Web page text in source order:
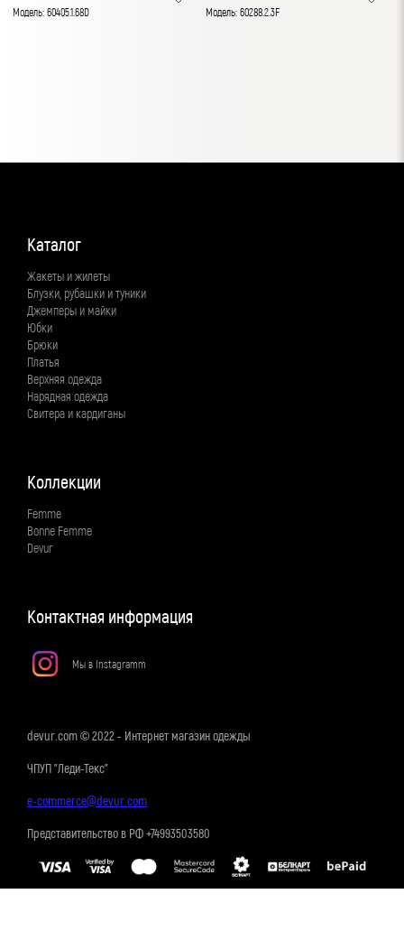
Модель: 60405.1.68D Модель: 60288.2.3F
Каталог
Жакеты и жилеты
Блузки, рубашки и туники
Джемперы и майки
Юбки
Брюки
Платья
Верхняя одежда
Нарядная одежда
Свитера и кардиганы
Коллекции
Femme
Bonne Femme
Devur
Контактная информация
Мы в Instagramm
devur.com © 2022 - Интернет магазин одежды
ЧПУП "Леди-Текс"
e-commerce@devur.com
Представительство в РФ +74993503580